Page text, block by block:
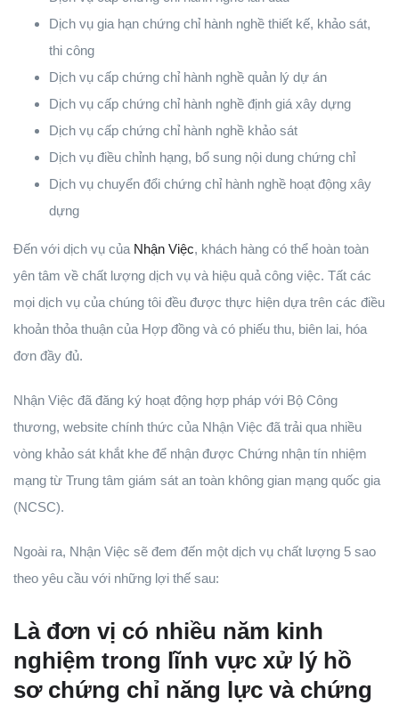
Dịch vụ gia hạn chứng chỉ hành nghề thiết kế, khảo sát,
thi công
Dịch vụ cấp chứng chỉ hành nghề quản lý dự án
Dịch vụ cấp chứng chỉ hành nghề định giá xây dựng
Dịch vụ cấp chứng chỉ hành nghề khảo sát
Dịch vụ điều chỉnh hạng, bổ sung nội dung chứng chỉ
Dịch vụ chuyển đổi chứng chỉ hành nghề hoạt động xây
dựng
Đến với dịch vụ của Nhận Việc, khách hàng có thể hoàn toàn
yên tâm về chất lượng dịch vụ và hiệu quả công việc. Tất các
mọi dịch vụ của chúng tôi đều được thực hiện dựa trên các điều
khoản thỏa thuận của Hợp đồng và có phiếu thu, biên lai, hóa
đơn đầy đủ.
Nhận Việc đã đăng ký hoạt động hợp pháp với Bộ Công
thương, website chính thức của Nhận Việc đã trải qua nhiều
vòng khảo sát khắt khe để nhận được Chứng nhận tín nhiệm
mạng từ Trung tâm giám sát an toàn không gian mạng quốc gia
(NCSC).
Ngoài ra, Nhận Việc sẽ đem đến một dịch vụ chất lượng 5 sao
theo yêu cầu với những lợi thế sau:
Là đơn vị có nhiều năm kinh
nghiệm trong lĩnh vực xử lý hồ
sơ chứng chỉ năng lực và chứng